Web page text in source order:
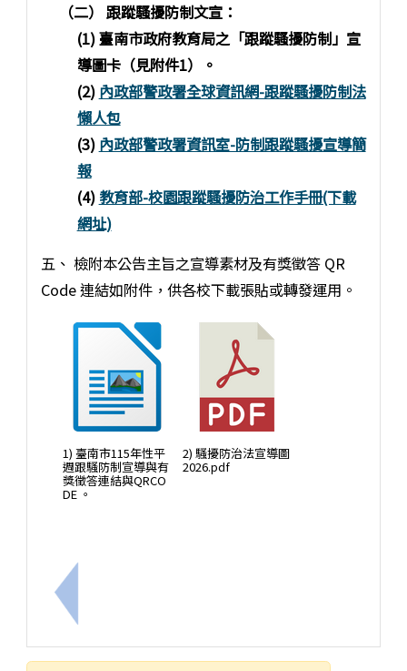
上一筆：轉知財團法人遠哲科學教育基金會辦理
（二） 跟蹤騷擾防制文宣：
(1) 臺南市政府教育局之「跟蹤騷擾防制」宣
導圖卡（見附件1）。
(2) 內政部警政署全球資訊網-跟蹤騷擾防制法
懶人包
(3) 內政部警政署資訊室-防制跟蹤騷擾宣導簡
報
(4) 教育部-校園跟蹤騷擾防治工作手冊(下載
網址)
五、 檢附本公告主旨之宣導素材及有獎徵答 QR
Code 連結如附件，供各校下載張貼或轉發運用。
1) 臺南市115年性平
週跟騷防制宣導與有
獎徵答連結與QRCO
DE 。
2) 騷擾防治法宣導圖
2026.pdf